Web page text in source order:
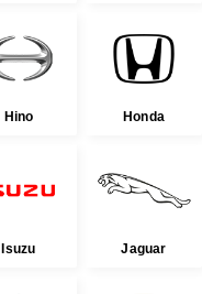
Hino Honda
Isuzu Jaguar